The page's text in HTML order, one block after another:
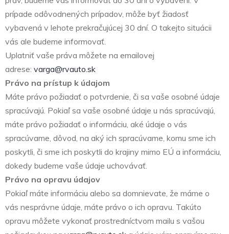
prípade odôvodnených prípadov, môže byť žiadosť
vybavená v lehote prekračujúcej 30 dní. O takejto situácii
vás ale budeme informovať.
Uplatniť vaše práva môžete na emailovej
adrese: varga@rvauto.sk
Právo na prístup k údajom
Máte právo požiadať o potvrdenie, či sa vaše osobné údaje
spracúvajú. Pokiaľ sa vaše osobné údaje u nás spracúvajú,
máte právo požiadať o informáciu, aké údaje o vás
spracúvame, dôvod, na aký ich spracúvame, komu sme ich
poskytli, či sme ich poskytli do krajiny mimo EÚ a informáciu,
dokedy budeme vaše údaje uchovávať.
Právo na opravu údajov
Pokiaľ máte informáciu alebo sa domnievate, že máme o
vás nesprávne údaje, máte právo o ich opravu. Takúto
opravu môžete vykonať prostredníctvom mailu s vašou